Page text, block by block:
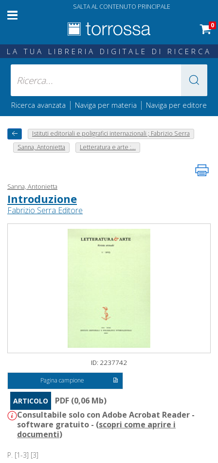
SALTA AL CONTENUTO PRINCIPALE
0
LA TUA LIBRERIA DIGITALE DI RICERCA
Ricerca avanzata | Naviga per materia | Naviga per editore
Istituti editoriali e poligrafici internazionali ; Fabrizio Serra
Sanna, Antonietta
Letteratura e arte :...
Sanna, Antonietta
Introduzione
Fabrizio Serra Editore
ID: 2237742
Pagina campione
ARTICOLO
PDF (0,06 Mb)
Consultabile solo con Adobe Acrobat Reader -
software gratuito - (scopri come aprire i
documenti)
P. [1-3] [3]